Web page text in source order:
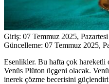
Giriş: 07 Temmuz 2025,
Güncelleme: 07 Temmuz 2025,
Esenlikler. Bu hafta çok hareketli
Venüs Plüton üçgeni olacak.
inerek çözme becerisini